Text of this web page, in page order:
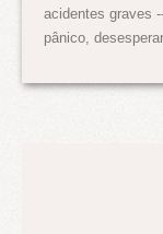
acidentes graves
pânico,